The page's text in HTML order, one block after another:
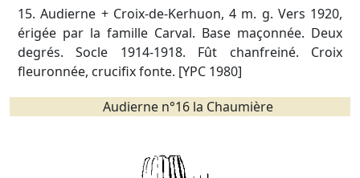
15. Audierne + Croix-de-Kerhuon, 4 m. g. Vers 1920,
érigée par la famille Carval. Base maçonnée. Deux
degrés. Socle 1914-1918. Fût chanfreiné. Croix
fleuronnée, crucifix fonte. [YPC 1980]
Audierne n°16 la Chaumière